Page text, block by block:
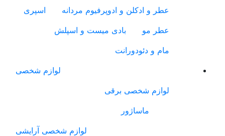
عطر و ادکلن و ادوپرفیوم مردانه
اسپری
عطر مو
بادی میست و اسپلش
مام و دئودورانت
لوازم شخصی
لوازم شخصی برقی
ماساژور
لوازم شخصی آرایشی